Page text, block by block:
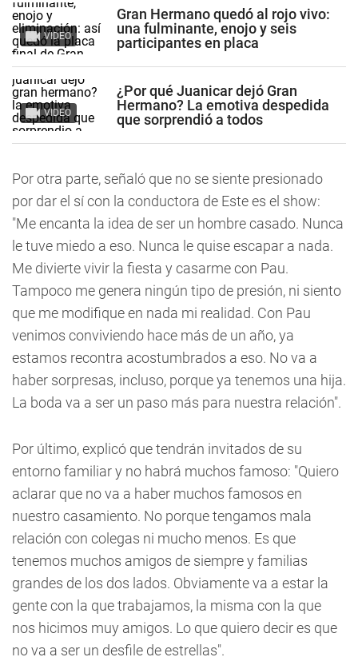
VIDEO
Gran Hermano quedó al rojo vivo:
una fulminante, enojo y seis
participantes en placa
VIDEO
¿Por qué Juanicar dejó Gran
Hermano? La emotiva despedida
que sorprendió a todos
Por otra parte, señaló que no se siente presionado
por dar el sí con la conductora de Este es el show:
"Me encanta la idea de ser un hombre casado. Nunca
le tuve miedo a eso. Nunca le quise escapar a nada.
Me divierte vivir la fiesta y casarme con Pau.
Tampoco me genera ningún tipo de presión, ni siento
que me modifique en nada mi realidad. Con Pau
venimos conviviendo hace más de un año, ya
estamos recontra acostumbrados a eso. No va a
haber sorpresas, incluso, porque ya tenemos una hija.
La boda va a ser un paso más para nuestra relación".
Por último, explicó que tendrán invitados de su
entorno familiar y no habrá muchos famoso: "Quiero
aclarar que no va a haber muchos famosos en
nuestro casamiento. No porque tengamos mala
relación con colegas ni mucho menos. Es que
tenemos muchos amigos de siempre y familias
grandes de los dos lados. Obviamente va a estar la
gente con la que trabajamos, la misma con la que
nos hicimos muy amigos. Lo que quiero decir es que
no va a ser un desfile de estrellas".